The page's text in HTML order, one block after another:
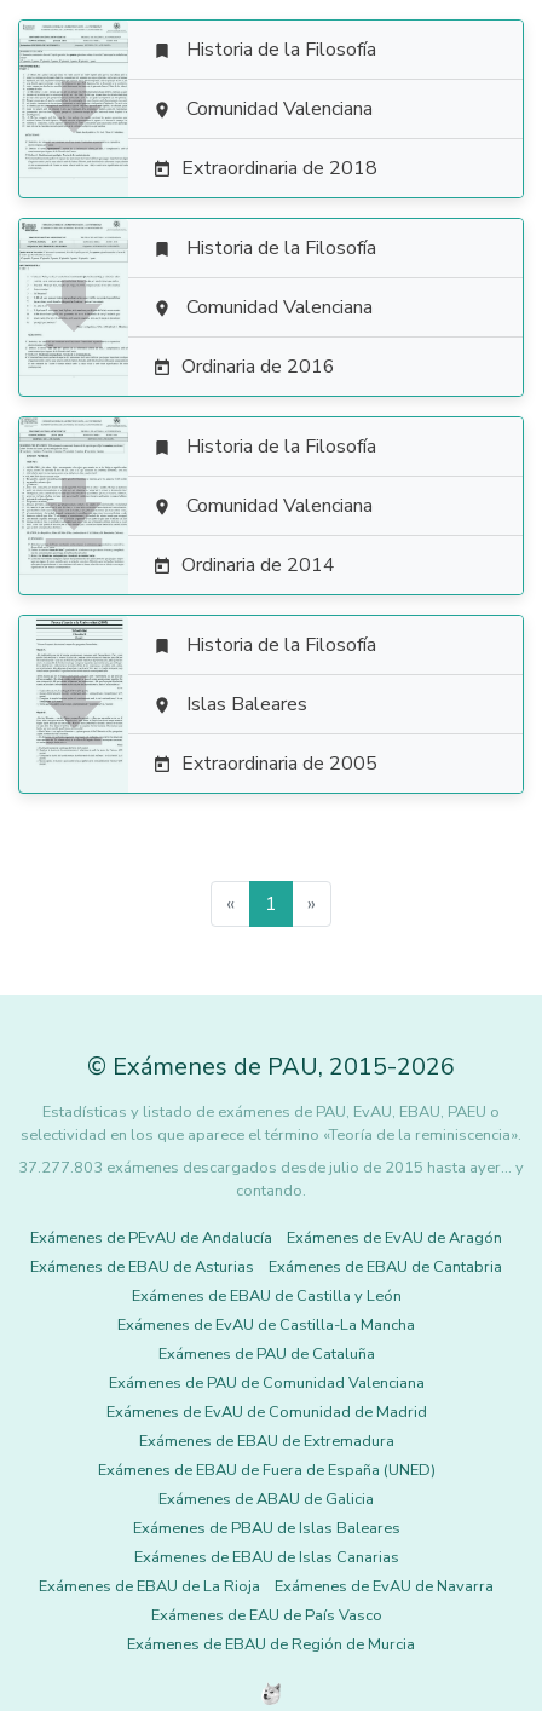

 Historia de la Filosofía
 Comunidad Valenciana
 Extraordinaria de 2018

 Historia de la Filosofía
 Comunidad Valenciana
 Ordinaria de 2016

 Historia de la Filosofía
 Comunidad Valenciana
 Ordinaria de 2014

 Historia de la Filosofía
 Islas Baleares
 Extraordinaria de 2005
« 1 »
© Exámenes de PAU, 2015-2026
Estadísticas y listado de exámenes de PAU, EvAU, EBAU, PAEU o
selectividad en los que aparece el término «Teoría de la reminiscencia».
37.277.803 exámenes descargados desde julio de 2015 hasta ayer... y
contando.
Exámenes de PEvAU de Andalucía
Exámenes de EvAU de Aragón
Exámenes de EBAU de Asturias
Exámenes de EBAU de Cantabria
Exámenes de EBAU de Castilla y León
Exámenes de EvAU de Castilla-La Mancha
Exámenes de PAU de Cataluña
Exámenes de PAU de Comunidad Valenciana
Exámenes de EvAU de Comunidad de Madrid
Exámenes de EBAU de Extremadura
Exámenes de EBAU de Fuera de España (UNED)
Exámenes de ABAU de Galicia
Exámenes de PBAU de Islas Baleares
Exámenes de EBAU de Islas Canarias
Exámenes de EBAU de La Rioja
Exámenes de EvAU de Navarra
Exámenes de EAU de País Vasco
Exámenes de EBAU de Región de Murcia